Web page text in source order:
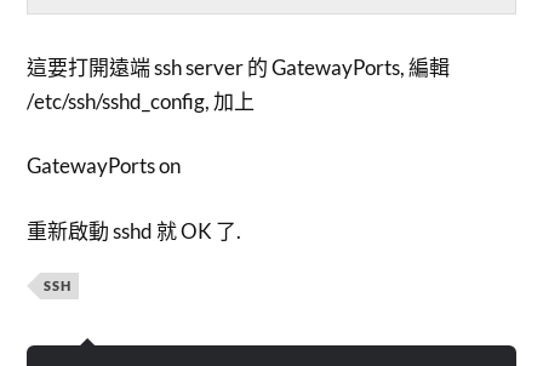
這要打開遠端 ssh server 的 GatewayPorts, 編輯
/etc/ssh/sshd_config, 加上
GatewayPorts on
重新啟動 sshd 就 OK 了.
SSH